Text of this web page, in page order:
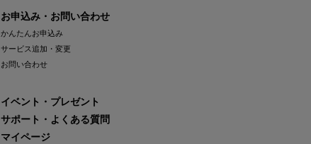
お申込み・お問い合わせ
かんたんお申込み
サービス追加・変更
お問い合わせ
イベント・プレゼント
サポート・よくある質問
マイページ